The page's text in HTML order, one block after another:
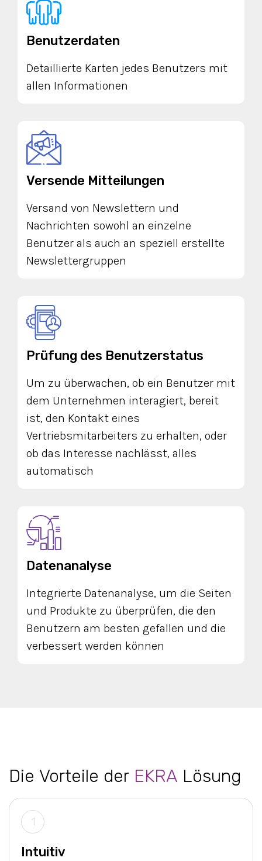
Benutzerdaten
Detaillierte Karten jedes Benutzers mit
allen Informationen
Versende Mitteilungen
Versand von Newslettern und
Nachrichten sowohl an einzelne
Benutzer als auch an speziell erstellte
Newslettergruppen
Prüfung des Benutzerstatus
Um zu überwachen, ob ein Benutzer mit
dem Unternehmen interagiert, bereit
ist, den Kontakt eines
Vertriebsmitarbeiters zu erhalten, oder
ob das Interesse nachlässt, alles
automatisch
Datenanalyse
Integrierte Datenanalyse, um die Seiten
und Produkte zu überprüfen, die den
Benutzern am besten gefallen und die
verbessert werden können
Die Vorteile der EKRA Lösung
1
Intuitiv